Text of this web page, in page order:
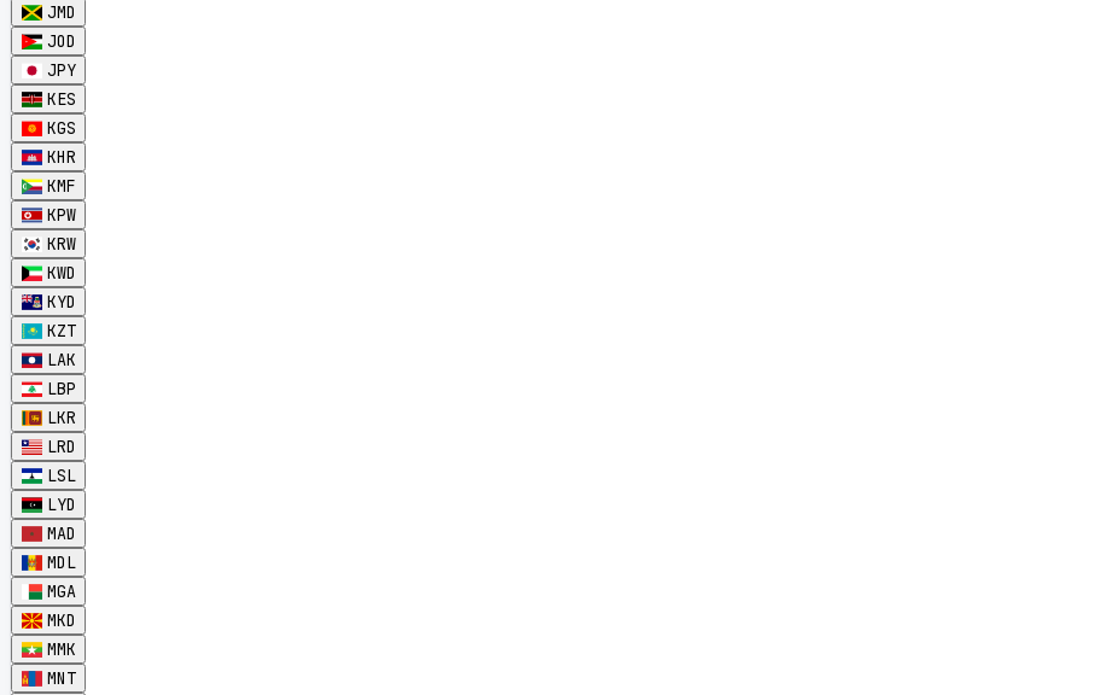
JMD
JOD
JPY
KES
KGS
KHR
KMF
KPW
KRW
KWD
KYD
KZT
LAK
LBP
LKR
LRD
LSL
LYD
MAD
MDL
MGA
MKD
MMK
MNT